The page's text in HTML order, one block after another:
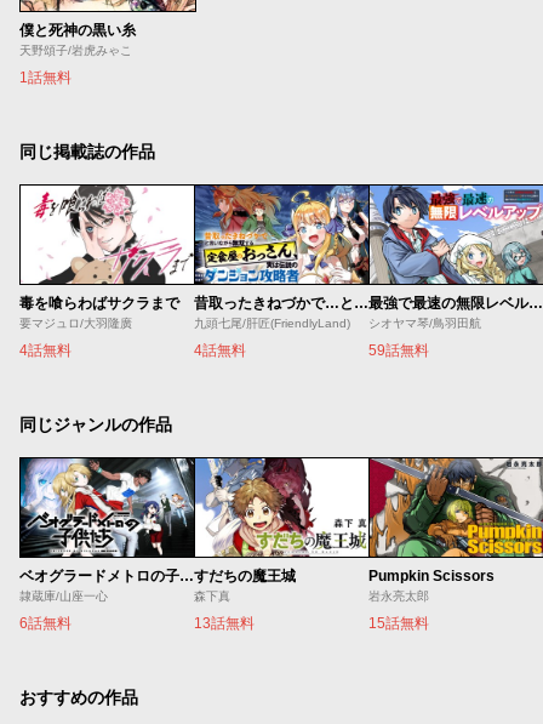
僕と死神の黒い糸
天野頌子/岩虎みゃこ
1話無料
同じ掲載誌の作品
毒を喰らわばサクラまで
要マジュロ/大羽隆廣
4話無料
昔取ったきねづかで…と言いながら無双する定食屋のおっさん、実は伝説のダンジョン攻略者
九頭七尾/肝匠(FriendlyLand)
4話無料
最強で最速の無限レベルアップ ～スキル【経験値１０００倍】と【レベルフリー】でレベル上限の枷が外れた俺は無双する～
シオヤマ琴/鳥羽田航
59話無料
同じジャンルの作品
ベオグラードメトロの子供たち
隷蔵庫/山座一心
6話無料
すだちの魔王城
森下真
13話無料
Pumpkin Scissors
岩永亮太郎
15話無料
おすすめの作品